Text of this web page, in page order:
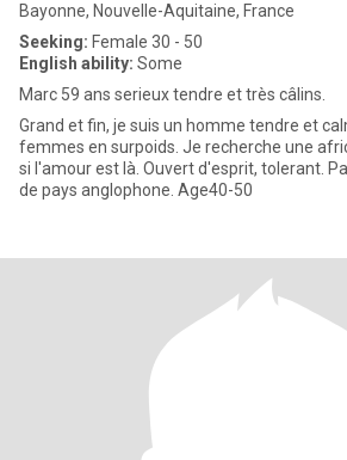
Bayonne, Nouvelle-Aquitaine, France
Seeking: Female 30 - 50
English ability: Some
Marc 59 ans serieux tendre et très câlins.
Grand et fin, je suis un homme tendre et
femmes en surpoids. Je recherche une
si l'amour est là. Ouvert d'esprit, tolerant.
de pays anglophone. Age40-50